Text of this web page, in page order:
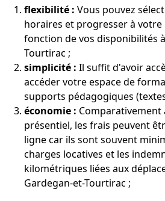
flexibilité : Vous pouvez
horaires et progresser à votre
fonction de vos disponibilités
Tourtirac ;
simplicité : Il suffit d'avoir
accéder votre espace de
supports pédagogiques
économie :
présentiel, les frais peuvent
ligne car ils sont souvent
charges locatives et les
kilométriques liées aux
Gardegan-et-Tourtirac ;